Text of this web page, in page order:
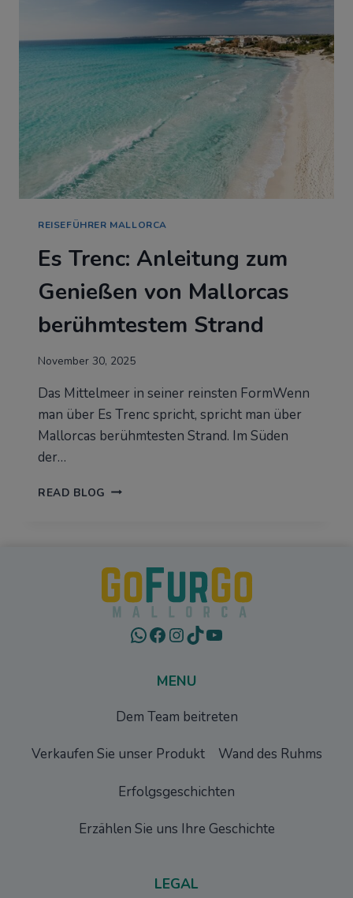
REISEFÜHRER MALLORCA
Es Trenc: Anleitung zum
Genießen von Mallorcas
berühmtestem Strand
November 30, 2025
Das Mittelmeer in seiner reinsten FormWenn
man über Es Trenc spricht, spricht man über
Mallorcas berühmtesten Strand. Im Süden
der…
READ BLOG ES
ON M
ALLORCAS B
ERÜHMTESTEM S
TRANDWhatsApp
Facebook
Instagram
TikTokYouTube
MENU
Dem Team beitreten
Verkaufen Sie unser Produkt Wand des Ruhms
Erfolgsgeschichten
Erzählen Sie uns Ihre Geschichte
LEGAL